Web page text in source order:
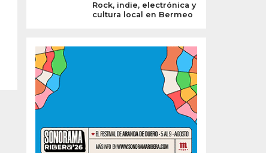
Rock, indie, electrónica y
cultura local en Bermeo